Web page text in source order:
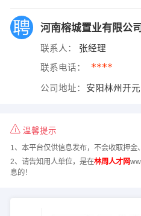
河南榕城置业有限公司
联系人： 张经理
联系电话： ****
公司地址： 安阳林州开
温馨提示
1、本平台仅供信息发布，不会收取押金
2、请告知用人单位，是在林周人才网
息的！